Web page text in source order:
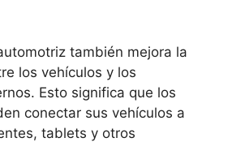
también mejora la
los vehículos y los
Esto significa que los
conectar sus vehículos a
tablets y otros